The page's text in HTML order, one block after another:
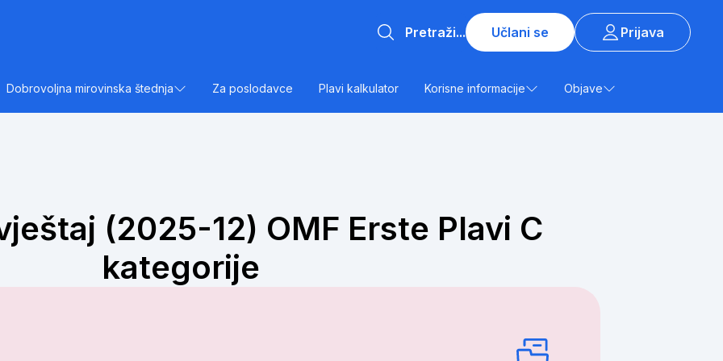
Učlani se
Prijava
Dobrovoljna mirovinska štednja Za poslodavce Plavi kalkulator Korisne informacije Objave
(2025-12) OMF Erste Plavi C
kategorije